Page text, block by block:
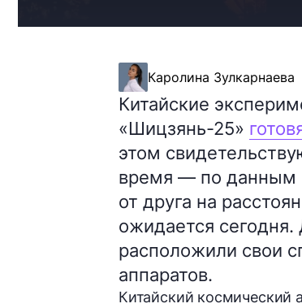
Каролина Зулкарнаева
Китайские
«Шицзянь-25»
этом
время — по данным
от друга на
ожидается
расположили свои
аппаратов.
Китайский космический